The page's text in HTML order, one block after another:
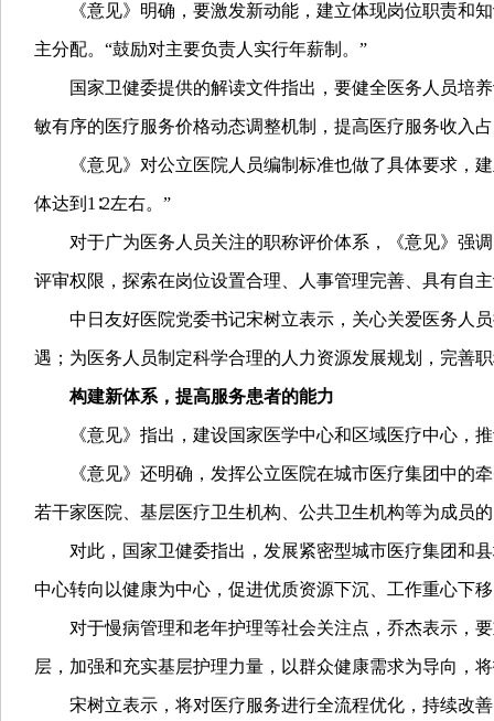
《意见》明确，要激发新动能，建立体现岗位职责
主分配。“鼓励对主要负责人实行年薪制。”
国家卫健委提供的解读文件指出，要健全医务人员培
敏有序的医疗服务价格动态调整机制，提高医疗服务收入
《意见》对公立医院人员编制标准也做了具体要求，
体达到1∶2左右。”
对于广为医务人员关注的职称评价体系，《意见》强
评审权限，探索在岗位设置合理、人事管理完善、具有自
中日友好医院党委书记宋树立表示，关心关爱医务人
遇；为医务人员制定科学合理的人力资源发展规划，完善
构建新体系，提高服务患者的能力
《意见》指出，建设国家医学中心和区域医疗中心
《意见》还明确，发挥公立医院在城市医疗集团中
若干家医院、基层医疗卫生机构、公共卫生机构等为成员
对此，国家卫健委指出，发展紧密型城市医疗集团和
中心转向以健康为中心，促进优质资源下沉、工作重心下
对于慢病管理和老年护理等社会关注点，乔杰表示，
层，加强和充实基层护理力量，以群众健康需求为导向，
宋树立表示，将对医疗服务进行全流程优化，持续改